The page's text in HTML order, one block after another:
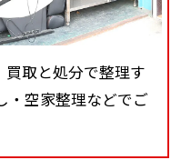
買取と処分で整理す
・空家整理などでご